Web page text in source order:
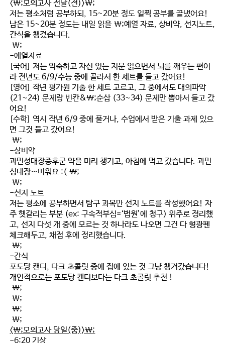
<\;모의고사 전날(전)>\;
저는 평소처럼 공부하되, 15~20분 정도 일찍 공부를 끝냈어요!
남은 15~20분 정도는 내일 읽을 \;예열 자료, 상비약, 선지노트,
간식을 챙겼습니다.
\;
-예열자료
[국어] 저는 익숙하고 자신 있는 지문 읽으면서 뇌를 깨우는 편이
라 전년도 6/9/수능 중에 골라서 한 세트를 들고 갔어요!
[영어] 작년 평가원 기출 한 세트 고르고, 그 중에서도 대의파악
(21~24) 문제랑 빈칸&\;순삽 (33~34) 문제만 뽑아서 들고 갔
어요!
[수학] 역시 작년 6/9 중에 풀거나, 수업에서 받은 기출 과제 있으
면 그것 들고 갔어요!
\;
-상비약
과민성대장증후군 약을 미리 챙기고, 아침에 먹고 갔습니다. 과민
성대장…미워요 :( \;
\;
-선지 노트
저는 평소에 공부하면서 탐구 과목만 선지 노트를 작성했어요! 자
주 헷갈리는 부분 (ex: 구속적부심=‘법원’에 청구) 위주로 정리했
고, 선지 다섯 개 중에 모르는 것 하나라도 나오면 그건 다 형광펜
체크해두고, 채점 후에 정리했습니다.
\;
-간식
포도당 캔디, 다크 초콜릿 중에 집에 있는 것 그냥 챙겨갔습니다!
개인적으로는 포도당 캔디보다는 다크 초콜릿 추천 !
\;
\;
\;
\;
<\;모의고사 당일(중)>\;
-6:20 기상